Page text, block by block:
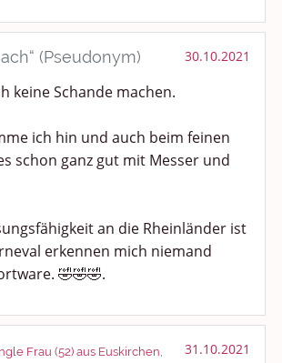
und Genießen
Sinnlosigkeit
(Pseudonym) 30.10.2021
keine Schande machen.
ich hin und auch beim feinen
schon ganz gut mit Messer und
an die Rheinländer ist
erkennen mich niemand
🤣🤣🤣.
Frau (52) aus Euskirchen,
31.10.2021